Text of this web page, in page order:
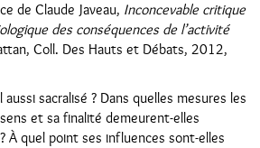
de Claude Javeau, Inconcevable critique
des conséquences de l’activité
Coll. Des Hauts et Débats, 2012,
sacralisé ? Dans quelles mesures les
et sa finalité demeurent-elles
À quel point ses influences sont-elles